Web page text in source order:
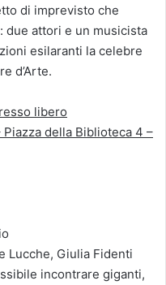
di imprevisto che
due attori e un musicista
esilaranti la celebre
d’Arte.
libero
della Biblioteca 4 –
Lucche, Giulia Fidenti
incontrare giganti,